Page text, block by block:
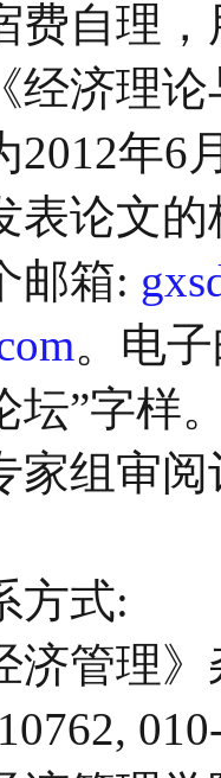
费自理
经济理
2012年6
表论文
邮箱:
。电
坛”字样
家组审
方式:
济管理